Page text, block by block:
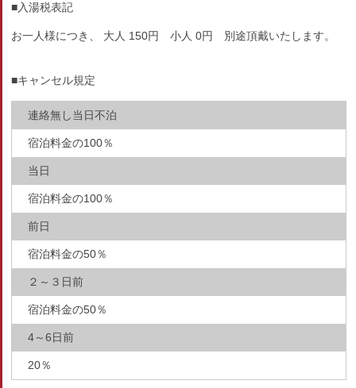
■入湯税表記
お一人様につき、 大人 150円 小人 0円 別途頂戴いたします。
■キャンセル規定
連絡無し当日不泊
宿泊料金の100％
当日
宿泊料金の100％
前日
宿泊料金の50％
２～３日前
宿泊料金の50％
4～6日前
20％